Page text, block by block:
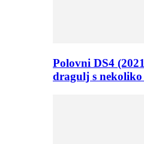
Polovni DS4
dragulj s